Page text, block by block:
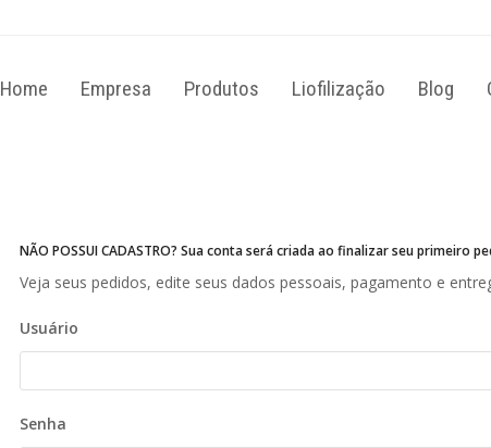
Home Empresa Produtos Liofilização Blog
NÃO POSSUI CADASTRO? Sua conta será criada ao finalizar seu primeiro
Veja seus pedidos, edite seus dados pessoais, pagamento e
Usuário
Senha